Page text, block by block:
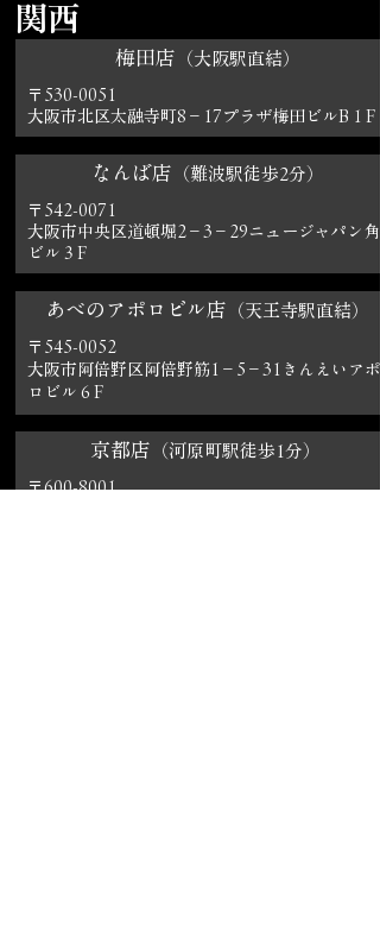
関西
梅田店 （大阪駅直結）
〒530-0051
大阪市北区太融寺町8－17プラザ梅田ビルB１F
なんば店 （難波駅徒歩2分）
〒542-0071
大阪市中央区道頓堀2－3－29ニュージャパン角
ビル３F
あべのアポロビル店 （天王寺駅直結）
〒545-0052
大阪市阿倍野区阿倍野筋1－5－31きんえいアポ
ロビル６F
京都店 （河原町駅徒歩1分）
〒600-8001